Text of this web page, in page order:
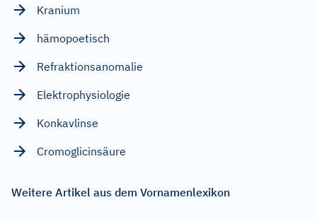
Kranium
hämopoetisch
Refraktionsanomalie
Elektrophysiologie
Konkavlinse
Cromoglicinsäure
Weitere Artikel aus dem Vornamenlexikon